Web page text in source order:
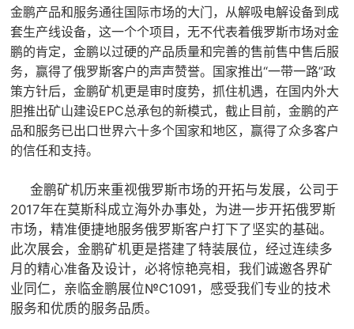
金鹏产品和服务通往国际市场的大门，从解吸电解设备到成
套生产线设备，这一个个项目，无不代表着俄罗斯市场对金
鹏的肯定，金鹏以过硬的产品质量和完善的售前售中售后服
务，赢得了俄罗斯客户的声声赞誉。国家推出“一带一路”政
策方针后，金鹏矿机更是审时度势，抓住机遇，在国内外大
胆推出矿山建设EPC总承包的新模式，截止目前，金鹏的产
品和服务已出口世界六十多个国家和地区，赢得了众多客户
的信任和支持。
金鹏矿机历来重视俄罗斯市场的开拓与发展，公司于
2017年在莫斯科成立海外办事处，为进一步开拓俄罗斯
市场，精准便捷地服务俄罗斯客户打下了坚实的基础。
此次展会，金鹏矿机更是搭建了特装展位，经过连续多
月的精心准备及设计，必将惊艳亮相，我们诚邀各界矿
业同仁，亲临金鹏展位№С1091，感受我们专业的技术
服务和优质的服务品质。